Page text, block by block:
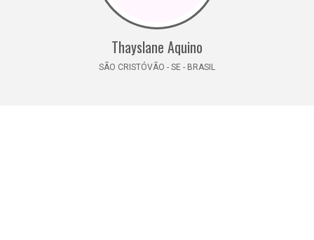
Thayslane Aquino
SÃO CRISTÓVÃO - SE - BRASIL